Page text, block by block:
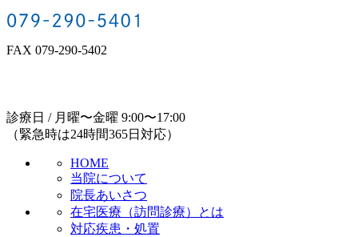
FAX 079-290-5402
診療日 / 月曜〜金曜 9:00〜17:00
（緊急時は24時間365日対応）
HOME
当院について
院長あいさつ
在宅医療（訪問診療）とは
対応疾患・処置